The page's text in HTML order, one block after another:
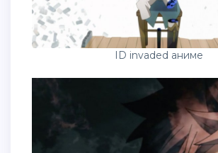
ID invaded аниме